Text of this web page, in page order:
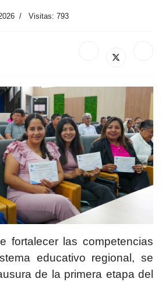
Visitas: 793
fortalecer las competencias
educativo regional, se
de la primera etapa del